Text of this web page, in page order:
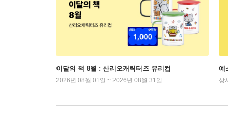
이달의 책 8월 : 산리오캐릭터즈 유리컵
2026년 08월 01일 ~ 2026년 08월 31일
예
상